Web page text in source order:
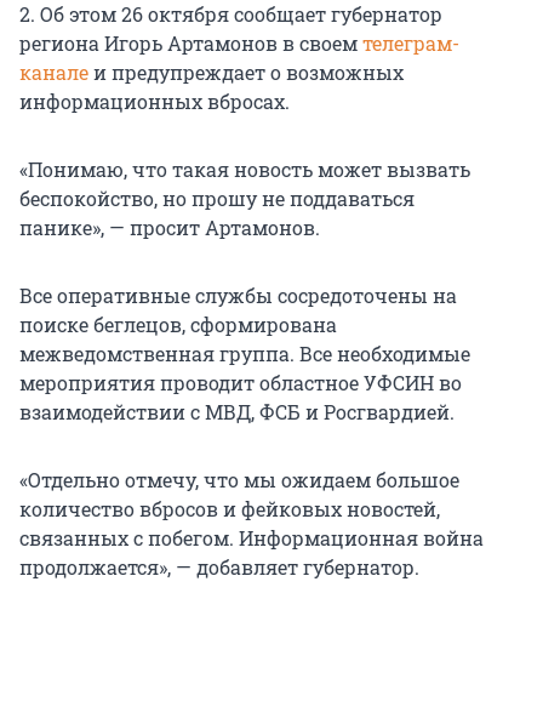
2. Об этом 26 октября сообщает губернатор
региона Игорь Артамонов в своемтелеграм-
каналеи предупреждает о возможных
информационных вбросах.
«Понимаю, что такая новость может вызвать
беспокойство, но прошу не поддаваться
панике», — просит Артамонов.
Все оперативные службы сосредоточены на
поиске беглецов, сформирована
межведомственная группа. Все необходимые
мероприятия проводит областное УФСИН во
взаимодействии с МВД, ФСБ и Росгвардией.
«Отдельно отмечу, что мы ожидаем большое
количество вбросов и фейковых новостей,
связанных с побегом. Информационная война
продолжается», — добавляет губернатор.